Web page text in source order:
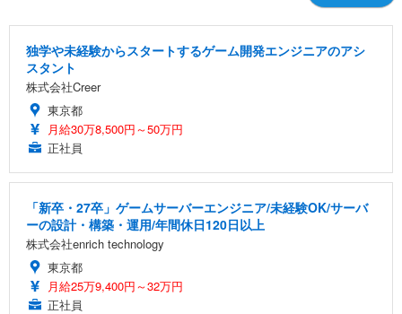
独学や未経験からスタートするゲーム開発エンジニアのアシ
スタント
株式会社Creer
東京都
月給30万8,500円～50万円
正社員
「新卒・27卒」ゲームサーバーエンジニア/未経験OK/サーバ
ーの設計・構築・運用/年間休日120日以上
株式会社enrich technology
東京都
月給25万9,400円～32万円
正社員